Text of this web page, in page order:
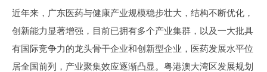
近年来，广东医药与健康产业规模稳步壮大，结构不断优化，
创新能力显著增强，目前已拥有多个产业集群，以及一大批具
有国际竞争力的龙头骨干企业和创新型企业，医药发展水平位
居全国前列，产业聚集效应逐渐凸显。粤港澳大湾区发展规划